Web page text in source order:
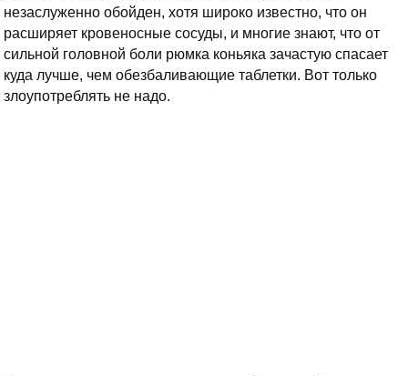
незаслуженно обойден, хотя широко известно, что он
расширяет кровеносные сосуды, и многие знают, что от
сильной головной боли рюмка коньяка зачастую спасает
куда лучше, чем обезбаливающие таблетки. Вот только
злоупотреблять не надо.